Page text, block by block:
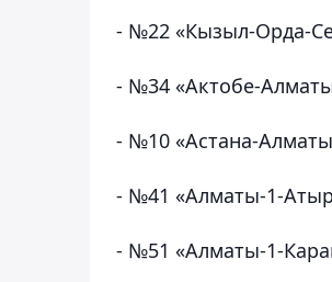
- №22 «Кызыл-Орда-
- №34 «Актобе-
- №10 «Астана-
- №41 «Алматы-1-
- №51 «Алматы-1-